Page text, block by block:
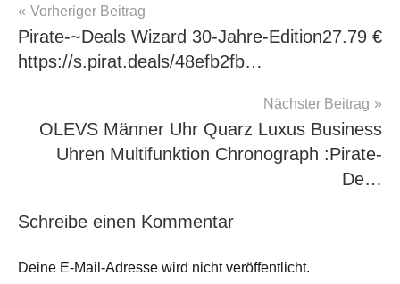
Beitragsnavigation
Vorheriger Beitrag
Pirate-~Deals Wizard 30-Jahre-Edition27.79 €
https://s.pirat.deals/48efb2fb…
Nächster Beitrag
OLEVS Männer Uhr Quarz Luxus Business
Uhren Multifunktion Chronograph :Pirate-
De…
Schreibe einen Kommentar
Deine E-Mail-Adresse wird nicht veröffentlicht.